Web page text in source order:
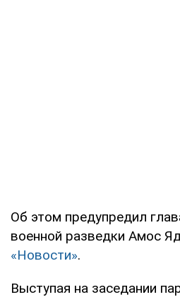
Об этом предупредил
военной разведки Амос
«Новости».
Выступая на заседании